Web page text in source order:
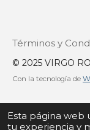
Esta página web
tu experiencia y
Términos y
© 2025 VIRGO
Con la tecnología de